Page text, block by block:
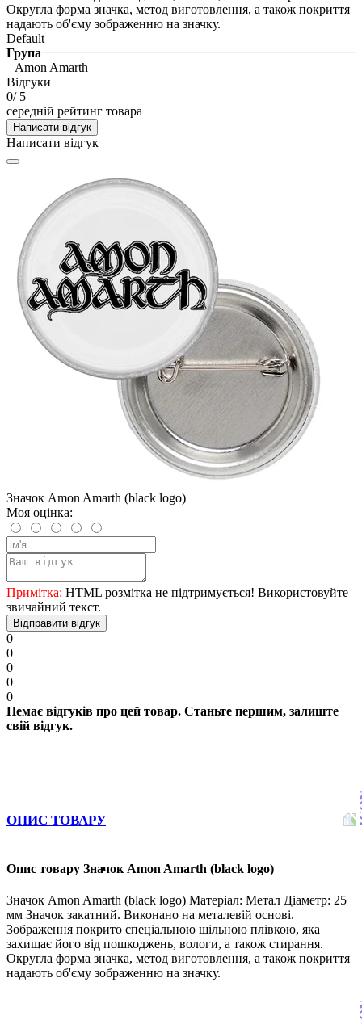
Округла форма значка, метод виготовлення, а також покриття
надають об'єму зображенню на значку.
Default
Група
Amon Amarth
Відгуки
0/ 5
середній рейтинг товара
Написати відгук
Написати відгук
Значок Amon Amarth (black logo)
Моя оцінка:
Примітка: HTML розмітка не підтримується! Використовуйте
звичайний текст.
Відправити відгук
0
0
0
0
0
Немає відгуків про цей товар. Станьте першим, залиште
свій відгук.
ОПИС ТОВАРУ
Опис товару Значок Amon Amarth (black logo)
Значок Amon Amarth (black logo) Матеріал: Метал Діаметр: 25
мм Значок закатний. Виконано на металевій основі.
Зображення покрито спеціальною щільною плівкою, яка
захищає його від пошкоджень, вологи, а також стирання.
Округла форма значка, метод виготовлення, а також покриття
надають об'єму зображенню на значку.